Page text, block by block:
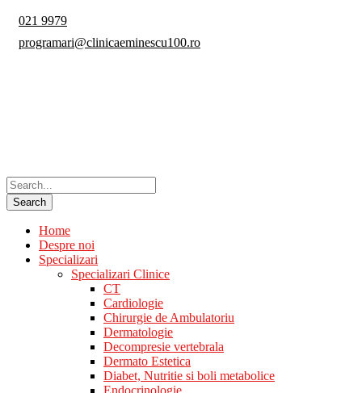
021 9979
programari@clinicaeminescu100.ro
Home
Despre noi
Specializari
Specializari Clinice
CT
Cardiologie
Chirurgie de Ambulatoriu
Dermatologie
Decompresie vertebrala
Dermato Estetica
Diabet, Nutritie si boli metabolice
Endocrinologie